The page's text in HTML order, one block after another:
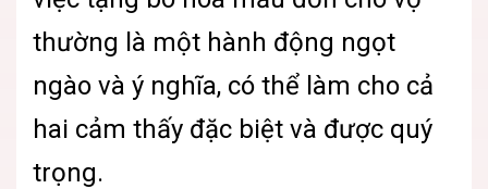
thường là một hành động ngọt
ngào và ý nghĩa, có thể làm cho cả
hai cảm thấy đặc biệt và được quý
trọng.